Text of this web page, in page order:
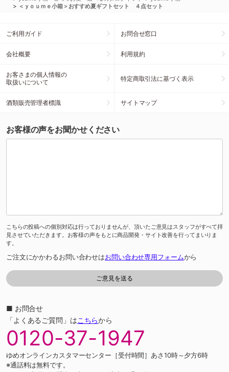
> ＜ｙｏｕｍｅ小箱＞おすすめ夏ギフトセット ４点セット
ご利用ガイド お問合せ窓口
会社概要 利用規約
お客さまの個人情報の
取扱いについて
特定商取引法に基づく表示
酒類販売管理者標識 サイトマップ
お客様の声をお聞かせください
こちらの投稿への個別対応は行っておりませんが、頂いたご意見はスタッフがすべて拝
見させていただきます。お客様の声をもとに商品開発・サイト改善を行ってまいりま
す。
ご注文にかかわるお問い合わせはお問い合わせ専用フォームから
■ お問合せ
「よくあるご質問」はこちらから
0120-37-1947
ゆめオンラインカスタマーセンター［受付時間］あさ10時～夕方6時
※通話料は無料です。